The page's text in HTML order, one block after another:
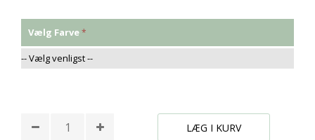
Vælg Farve
LÆG I KURV